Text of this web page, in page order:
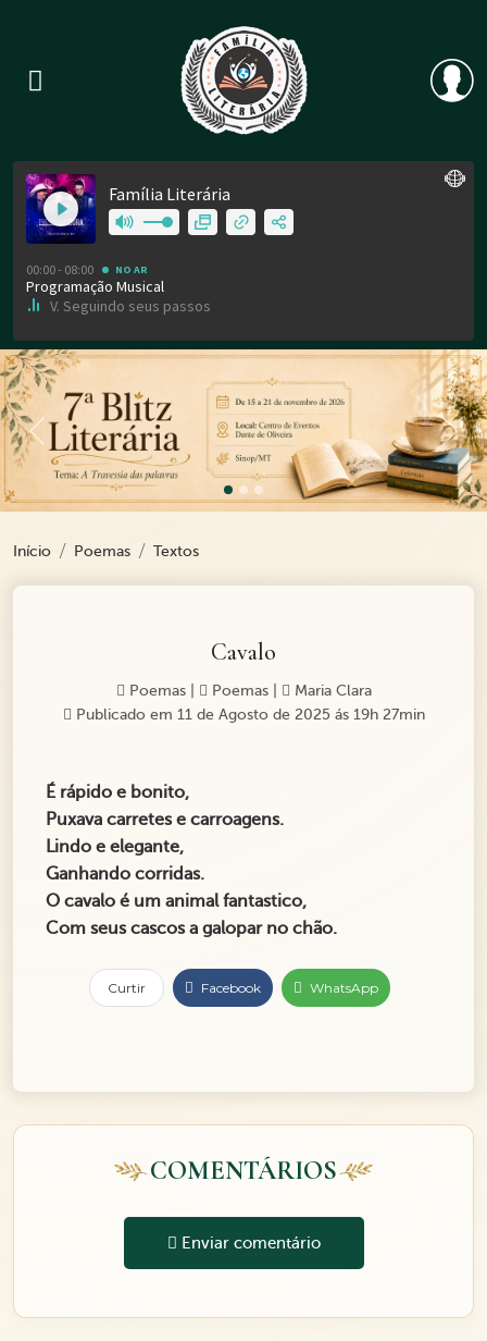
Previous
Início Poemas Textos
Cavalo
Poemas| Poemas|
Maria Clara
Publicado em 11 de Agosto de 2025 ás 19h 27min
É rápido e bonito,
Puxava carretes e carroagens.
Lindo e elegante,
Ganhando corridas.
O cavalo é um animal fantastico,
Com seus cascos a galopar no chão.
Curtir Facebook WhatsApp
COMENTÁRIOS
Enviar comentário